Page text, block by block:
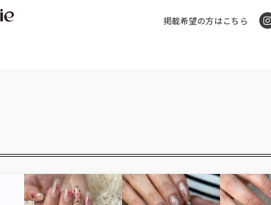
掲載希望の方はこちら